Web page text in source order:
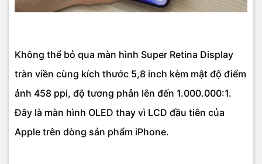
Không thể bỏ qua màn hình Super Retina Display
tràn viền cùng kích thước 5,8 inch kèm mật độ điểm
ảnh 458 ppi, độ tương phản lên đến 1.000.000:1.
Đây là màn hình OLED thay vì LCD đầu tiên của
Apple trên dòng sản phẩm iPhone.